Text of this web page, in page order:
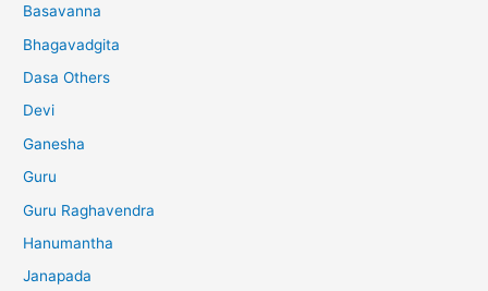
Basavanna
Bhagavadgita
Dasa Others
Devi
Ganesha
Guru
Guru Raghavendra
Hanumantha
Janapada